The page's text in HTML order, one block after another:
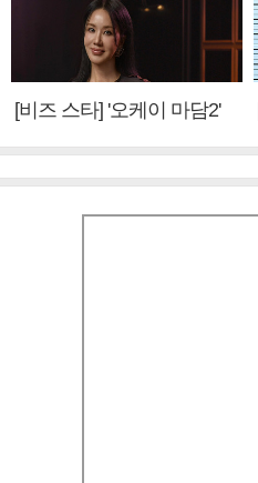
[비즈 스타] '오케이 마담2'